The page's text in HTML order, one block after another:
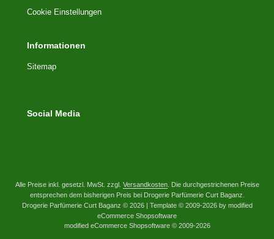
Cookie Einstellungen
Informationen
Sitemap
Social Media
Alle Preise inkl. gesetzl. MwSt. zzgl. Versandkosten. Die durchgestrichenen Preise
entsprechen dem bisherigen Preis bei Drogerie Parfümerie Curt Baganz.
Drogerie Parfümerie Curt Baganz © 2026 | Template © 2009-2026 by modified
eCommerce Shopsoftware
modified eCommerce Shopsoftware © 2009-2026